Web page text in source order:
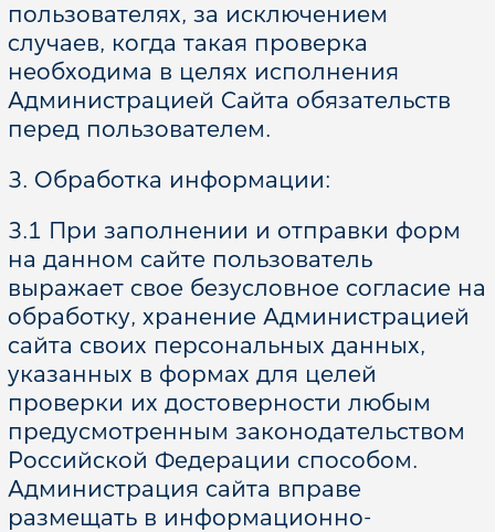
* - Поля, обязательные для заполнения
Даю согласие на обработку своих
персональных данных, прочитать*
Соглашение о конфиденциальности
пользователях, за исключением
случаев, когда такая проверка
необходима в целях исполнения
Администрацией Сайта обязательств
перед пользователем.
3. Обработка информации:
3.1 При заполнении и отправки форм
на данном сайте пользователь
выражает свое безусловное согласие на
обработку, хранение Администрацией
сайта своих персональных данных,
указанных в формах для целей
проверки их достоверности любым
предусмотренным законодательством
Российской Федерации способом.
Администрация сайта вправе
размещать в информационно-